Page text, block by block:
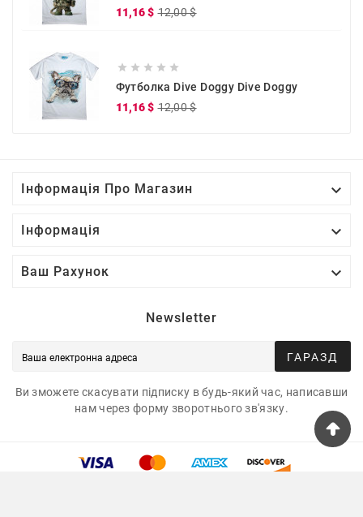
11,16 $ 12,00 $
    
Футболка Dive Doggy Dive Doggy
11,16 $ 12,00 $
Інформація Про Магазин 
Інформація 
Ваш Рахунок 
Newsletter
ГАРАЗД
Ви зможете скасувати підписку в будь-який час, написавши
нам через форму зворотнього зв'язку.